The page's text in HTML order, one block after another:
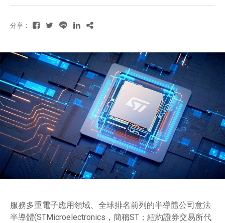
分享：
服務多重電子應用領域、全球排名前列的半導體公司意法
半導體(STMicroelectronics，簡稱ST；紐約證券交易所代